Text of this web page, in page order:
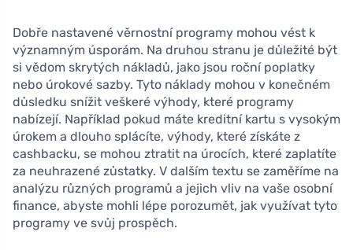
Dobře nastavené věrnostní programy mohou vést k
významným úsporám. Na druhou stranu je důležité být
si vědom skrytých nákladů, jako jsou roční poplatky
nebo úrokové sazby. Tyto náklady mohou v konečném
důsledku snížit veškeré výhody, které programy
nabízejí. Například pokud máte kreditní kartu s vysokým
úrokem a dlouho splácíte, výhody, které získáte z
cashbacku, se mohou ztratit na úrocích, které zaplatíte
za neuhrazené zůstatky. V dalším textu se zaměříme na
analýzu různých programů a jejich vliv na vaše osobní
finance, abyste mohli lépe porozumět, jak využívat tyto
programy ve svůj prospěch.